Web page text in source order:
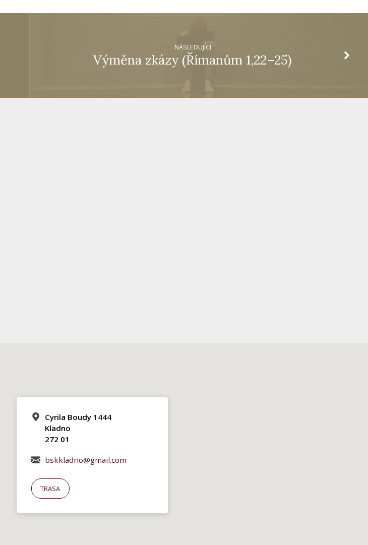
NÁSLEDUJÍCÍ
Výměna zkázy (Římanům 1,22–25)
Cyrila Boudy 1444
Kladno
272 01
bskkladno@gmail.com
TRASA